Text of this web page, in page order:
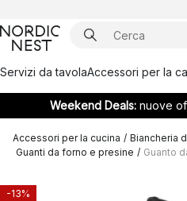
Servizi da tavolaAccessori per la
Weekend Deals: nuove
Accessori per la cucina / Biancheria
Guanti da forno e presine / Guanto
-13%